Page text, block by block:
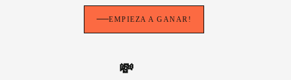
EMPIEZA A GANAR!
💸